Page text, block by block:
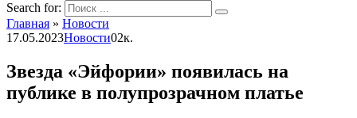
Search for:
Главная » Новости
17.05.2023Новости02к.
Звезда «Эйфории» появилась на
публике в полупрозрачном платье